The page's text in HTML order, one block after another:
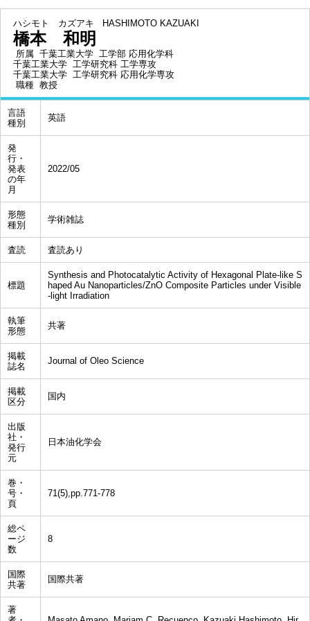
ハシモト カズアキ HASHIMOTO KAZUAKI
橋本 和明
所属 千葉工業大学 工学部 応用化学科
千葉工業大学 工学研究科 工学専攻
千葉工業大学 工学研究科 応用化学専攻
職種 教授
言語
種別
英語
発
行・
発表
の年
月
2022/05
形態
種別
学術雑誌
査読 査読あり
標題
Synthesis and Photocatalytic Activity of Hexagonal Plate-like S
haped Au Nanoparticles/ZnO Composite Particles under Visible
-light Irradiation
執筆
形態
共著
掲載
誌名
Journal of Oleo Science
掲載
区分
国内
出版
社・
発行
元
日本油化学会
巻・
号・
頁
71(5),pp.771-778
総ペ
ージ
数
8
国際
共著
国際共著
著